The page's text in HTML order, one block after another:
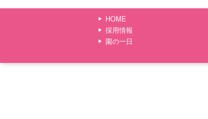
HOME
採用情報
園の一日